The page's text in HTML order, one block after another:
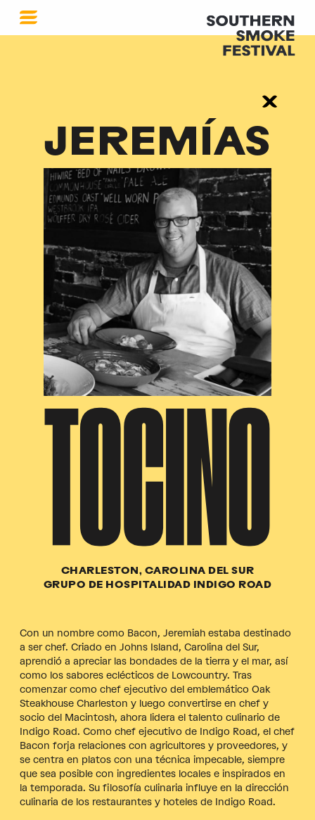
JEREMÍAS
TOCINO
CHARLESTON, CAROLINA DEL SUR
GRUPO DE HOSPITALIDAD INDIGO ROAD
Con un nombre como Bacon, Jeremiah estaba destinado
a ser chef. Criado en Johns Island, Carolina del Sur,
aprendió a apreciar las bondades de la tierra y el mar, así
como los sabores eclécticos de Lowcountry. Tras
comenzar como chef ejecutivo del emblemático Oak
Steakhouse Charleston y luego convertirse en chef y
socio del Macintosh, ahora lidera el talento culinario de
Indigo Road. Como chef ejecutivo de Indigo Road, el chef
Bacon forja relaciones con agricultores y proveedores, y
se centra en platos con una técnica impecable, siempre
que sea posible con ingredientes locales e inspirados en
la temporada. Su filosofía culinaria influye en la dirección
culinaria de los restaurantes y hoteles de Indigo Road.